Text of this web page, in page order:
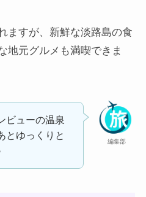
ますが、新鮮な淡路島の食
地元グルメも満喫できま
編集部
ビューの温泉
とゆっくりと